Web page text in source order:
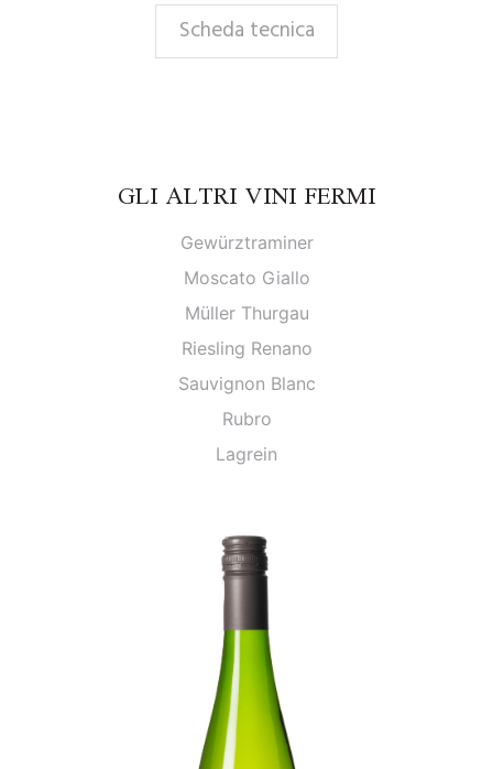
Scheda tecnica
GLI ALTRI VINI FERMI
Gewürztraminer
Moscato Giallo
Müller Thurgau
Riesling Renano
Sauvignon Blanc
Rubro
Lagrein